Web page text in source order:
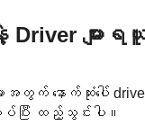
Driver များရ
နောက်ဆုံးပေါ် drivers
ပြီး ထည့်သွင်းပါ။